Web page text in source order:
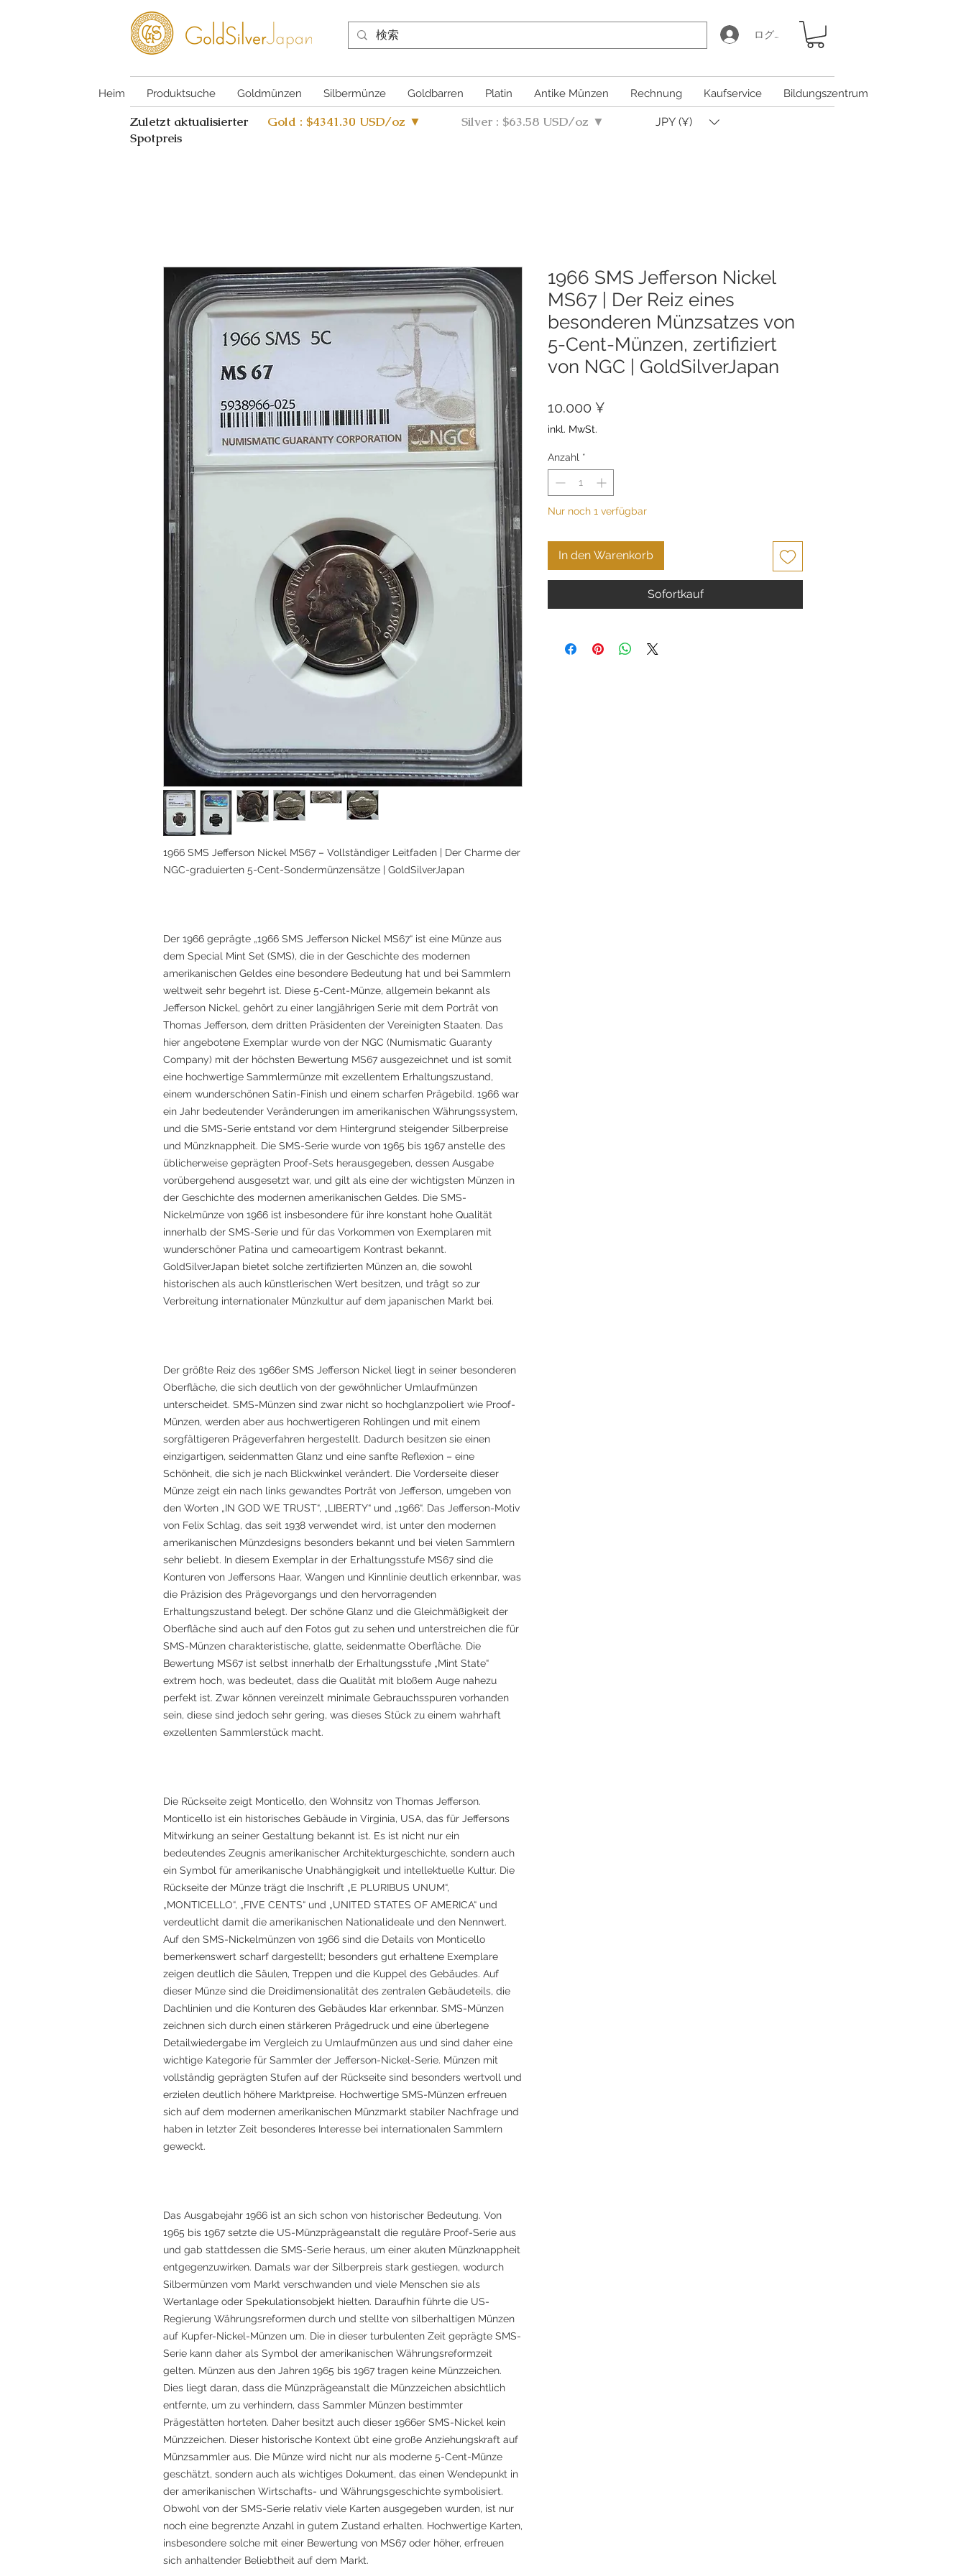
ログイン
Heim Produktsuche Goldmünzen Silbermünze Goldbarren Platin Antike Münzen Rechnung Kaufservice Bildungszentrum
Zuletzt aktualisierter
Spotpreis
Gold : $4341.30 USD/oz ▼ Silver : $63.58 USD/oz ▼ JPY (¥)
1966 SMS Jefferson Nickel MS67 – Vollständiger Leitfaden | Der Charme der
NGC-graduierten 5-Cent-Sondermünzensätze | GoldSilverJapan
Der 1966 geprägte „1966 SMS Jefferson Nickel MS67“ ist eine Münze aus
dem Special Mint Set (SMS), die in der Geschichte des modernen
amerikanischen Geldes eine besondere Bedeutung hat und bei Sammlern
weltweit sehr begehrt ist. Diese 5-Cent-Münze, allgemein bekannt als
Jefferson Nickel, gehört zu einer langjährigen Serie mit dem Porträt von
Thomas Jefferson, dem dritten Präsidenten der Vereinigten Staaten. Das
hier angebotene Exemplar wurde von der NGC (Numismatic Guaranty
Company) mit der höchsten Bewertung MS67 ausgezeichnet und ist somit
eine hochwertige Sammlermünze mit exzellentem Erhaltungszustand,
einem wunderschönen Satin-Finish und einem scharfen Prägebild. 1966 war
ein Jahr bedeutender Veränderungen im amerikanischen Währungssystem,
und die SMS-Serie entstand vor dem Hintergrund steigender Silberpreise
und Münzknappheit. Die SMS-Serie wurde von 1965 bis 1967 anstelle des
üblicherweise geprägten Proof-Sets herausgegeben, dessen Ausgabe
vorübergehend ausgesetzt war, und gilt als eine der wichtigsten Münzen in
der Geschichte des modernen amerikanischen Geldes. Die SMS-
Nickelmünze von 1966 ist insbesondere für ihre konstant hohe Qualität
innerhalb der SMS-Serie und für das Vorkommen von Exemplaren mit
wunderschöner Patina und cameoartigem Kontrast bekannt.
GoldSilverJapan bietet solche zertifizierten Münzen an, die sowohl
historischen als auch künstlerischen Wert besitzen, und trägt so zur
Verbreitung internationaler Münzkultur auf dem japanischen Markt bei.
Der größte Reiz des 1966er SMS Jefferson Nickel liegt in seiner besonderen
Oberfläche, die sich deutlich von der gewöhnlicher Umlaufmünzen
unterscheidet. SMS-Münzen sind zwar nicht so hochglanzpoliert wie Proof-
Münzen, werden aber aus hochwertigeren Rohlingen und mit einem
sorgfältigeren Prägeverfahren hergestellt. Dadurch besitzen sie einen
einzigartigen, seidenmatten Glanz und eine sanfte Reflexion – eine
Schönheit, die sich je nach Blickwinkel verändert. Die Vorderseite dieser
Münze zeigt ein nach links gewandtes Porträt von Jefferson, umgeben von
den Worten „IN GOD WE TRUST“, „LIBERTY“ und „1966“. Das Jefferson-Motiv
von Felix Schlag, das seit 1938 verwendet wird, ist unter den modernen
amerikanischen Münzdesigns besonders bekannt und bei vielen Sammlern
sehr beliebt. In diesem Exemplar in der Erhaltungsstufe MS67 sind die
Konturen von Jeffersons Haar, Wangen und Kinnlinie deutlich erkennbar, was
die Präzision des Prägevorgangs und den hervorragenden
Erhaltungszustand belegt. Der schöne Glanz und die Gleichmäßigkeit der
Oberfläche sind auch auf den Fotos gut zu sehen und unterstreichen die für
SMS-Münzen charakteristische, glatte, seidenmatte Oberfläche. Die
Bewertung MS67 ist selbst innerhalb der Erhaltungsstufe „Mint State“
extrem hoch, was bedeutet, dass die Qualität mit bloßem Auge nahezu
perfekt ist. Zwar können vereinzelt minimale Gebrauchsspuren vorhanden
sein, diese sind jedoch sehr gering, was dieses Stück zu einem wahrhaft
exzellenten Sammlerstück macht.
Die Rückseite zeigt Monticello, den Wohnsitz von Thomas Jefferson.
Monticello ist ein historisches Gebäude in Virginia, USA, das für Jeffersons
Mitwirkung an seiner Gestaltung bekannt ist. Es ist nicht nur ein
bedeutendes Zeugnis amerikanischer Architekturgeschichte, sondern auch
ein Symbol für amerikanische Unabhängigkeit und intellektuelle Kultur. Die
Rückseite der Münze trägt die Inschrift „E PLURIBUS UNUM“,
„MONTICELLO“, „FIVE CENTS“ und „UNITED STATES OF AMERICA“ und
verdeutlicht damit die amerikanischen Nationalideale und den Nennwert.
Auf den SMS-Nickelmünzen von 1966 sind die Details von Monticello
bemerkenswert scharf dargestellt; besonders gut erhaltene Exemplare
zeigen deutlich die Säulen, Treppen und die Kuppel des Gebäudes. Auf
dieser Münze sind die Dreidimensionalität des zentralen Gebäudeteils, die
Dachlinien und die Konturen des Gebäudes klar erkennbar. SMS-Münzen
zeichnen sich durch einen stärkeren Prägedruck und eine überlegene
Detailwiedergabe im Vergleich zu Umlaufmünzen aus und sind daher eine
wichtige Kategorie für Sammler der Jefferson-Nickel-Serie. Münzen mit
vollständig geprägten Stufen auf der Rückseite sind besonders wertvoll und
erzielen deutlich höhere Marktpreise. Hochwertige SMS-Münzen erfreuen
sich auf dem modernen amerikanischen Münzmarkt stabiler Nachfrage und
haben in letzter Zeit besonderes Interesse bei internationalen Sammlern
geweckt.
Das Ausgabejahr 1966 ist an sich schon von historischer Bedeutung. Von
1965 bis 1967 setzte die US-Münzprägeanstalt die reguläre Proof-Serie aus
und gab stattdessen die SMS-Serie heraus, um einer akuten Münzknappheit
entgegenzuwirken. Damals war der Silberpreis stark gestiegen, wodurch
Silbermünzen vom Markt verschwanden und viele Menschen sie als
Wertanlage oder Spekulationsobjekt hielten. Daraufhin führte die US-
Regierung Währungsreformen durch und stellte von silberhaltigen Münzen
auf Kupfer-Nickel-Münzen um. Die in dieser turbulenten Zeit geprägte SMS-
Serie kann daher als Symbol der amerikanischen Währungsreformzeit
gelten. Münzen aus den Jahren 1965 bis 1967 tragen keine Münzzeichen.
Dies liegt daran, dass die Münzprägeanstalt die Münzzeichen absichtlich
entfernte, um zu verhindern, dass Sammler Münzen bestimmter
Prägestätten horteten. Daher besitzt auch dieser 1966er SMS-Nickel kein
Münzzeichen. Dieser historische Kontext übt eine große Anziehungskraft auf
Münzsammler aus. Die Münze wird nicht nur als moderne 5-Cent-Münze
geschätzt, sondern auch als wichtiges Dokument, das einen Wendepunkt in
der amerikanischen Wirtschafts- und Währungsgeschichte symbolisiert.
Obwohl von der SMS-Serie relativ viele Karten ausgegeben wurden, ist nur
noch eine begrenzte Anzahl in gutem Zustand erhalten. Hochwertige Karten,
insbesondere solche mit einer Bewertung von MS67 oder höher, erfreuen
sich anhaltender Beliebtheit auf dem Markt.
1966 SMS Jefferson Nickel
MS67 | Der Reiz eines
besonderen Münzsatzes von
5-Cent-Münzen, zertifiziert
von NGC | GoldSilverJapan
10.000 ¥
inkl. MwSt.
Anzahl *
Nur noch 1 verfügbar
In den Warenkorb
Sofortkauf